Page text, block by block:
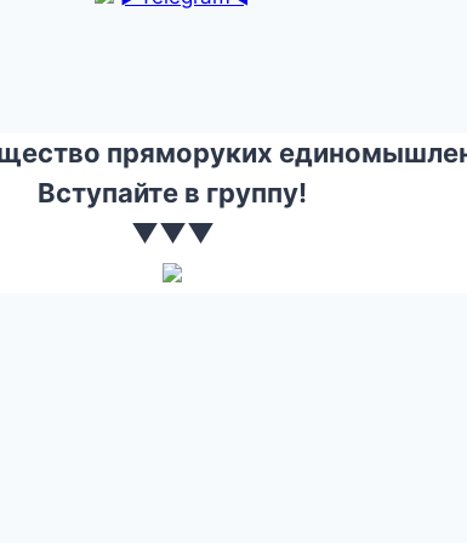
пряморуких
Вступайте в группу!
▼▼▼